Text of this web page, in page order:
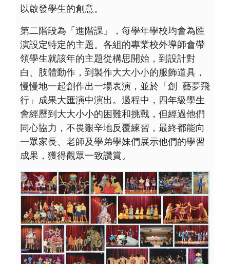
以啟發學生的創意。
第二階段為「進階課」，每學年學校均會為匯
演設定特定的主題。各組的專業校外導師會帶
領學生就該年的主題從構思開始，到設計對
白、肢體動作，到製作大大小小的服飾道具，
慢慢地一起創作出一場表演，並於「創  藝夢飛
行」成果大匯演中演出。過程中，四年級學生
會經歷到大大小小的困難和挑戰，但經過他們
同心協力，不畏艱辛地反覆練習，最終都能向
一眾家長、老師及學弟學妹們展示他們的學習
成果，獲得觀眾一致讚賞。